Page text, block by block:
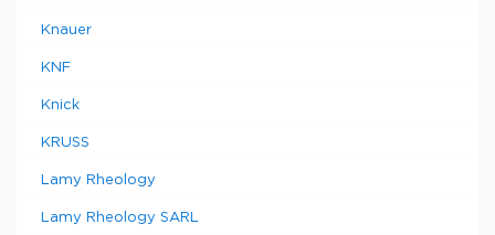
Knauer
KNF
Knick
KRUSS
Lamy Rheology
Lamy Rheology SARL